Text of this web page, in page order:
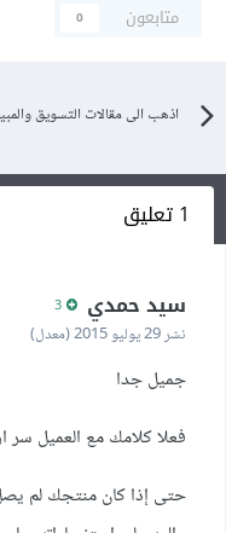
متابعون
0
اذهب الى مقالات التسويق
1 تعليق
سيد حمدي
نشر29 يوليو 2015 (معدل)
جميل جدا
فعلا كلامك مع العميل سر
حتى إذا كان منتجك لم يصل